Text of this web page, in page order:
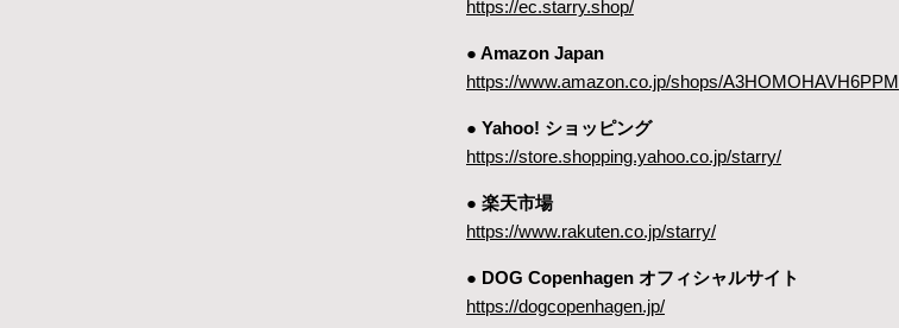
https://ec.starry.shop/
● Amazon Japan
https://www.amazon.co.jp/shops/A3HOMOHAVH6PPM
● Yahoo! ショッピング
https://store.shopping.yahoo.co.jp/starry/
● 楽天市場
https://www.rakuten.co.jp/starry/
● DOG Copenhagen オフィシャルサイト
https://dogcopenhagen.jp/